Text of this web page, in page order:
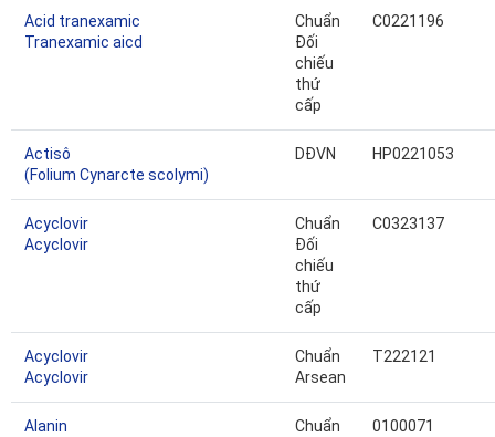
Acid tranexamic
Tranexamic aicd
Chuẩn
Đối
chiếu
thứ
cấp
C0221196
Actisô
(Folium Cynarcte scolymi)
DĐVN HP0221053
Acyclovir
Acyclovir
Chuẩn
Đối
chiếu
thứ
cấp
C0323137
Acyclovir
Acyclovir
Chuẩn
Arsean
T222121
Alanin
Chuẩn
0100071